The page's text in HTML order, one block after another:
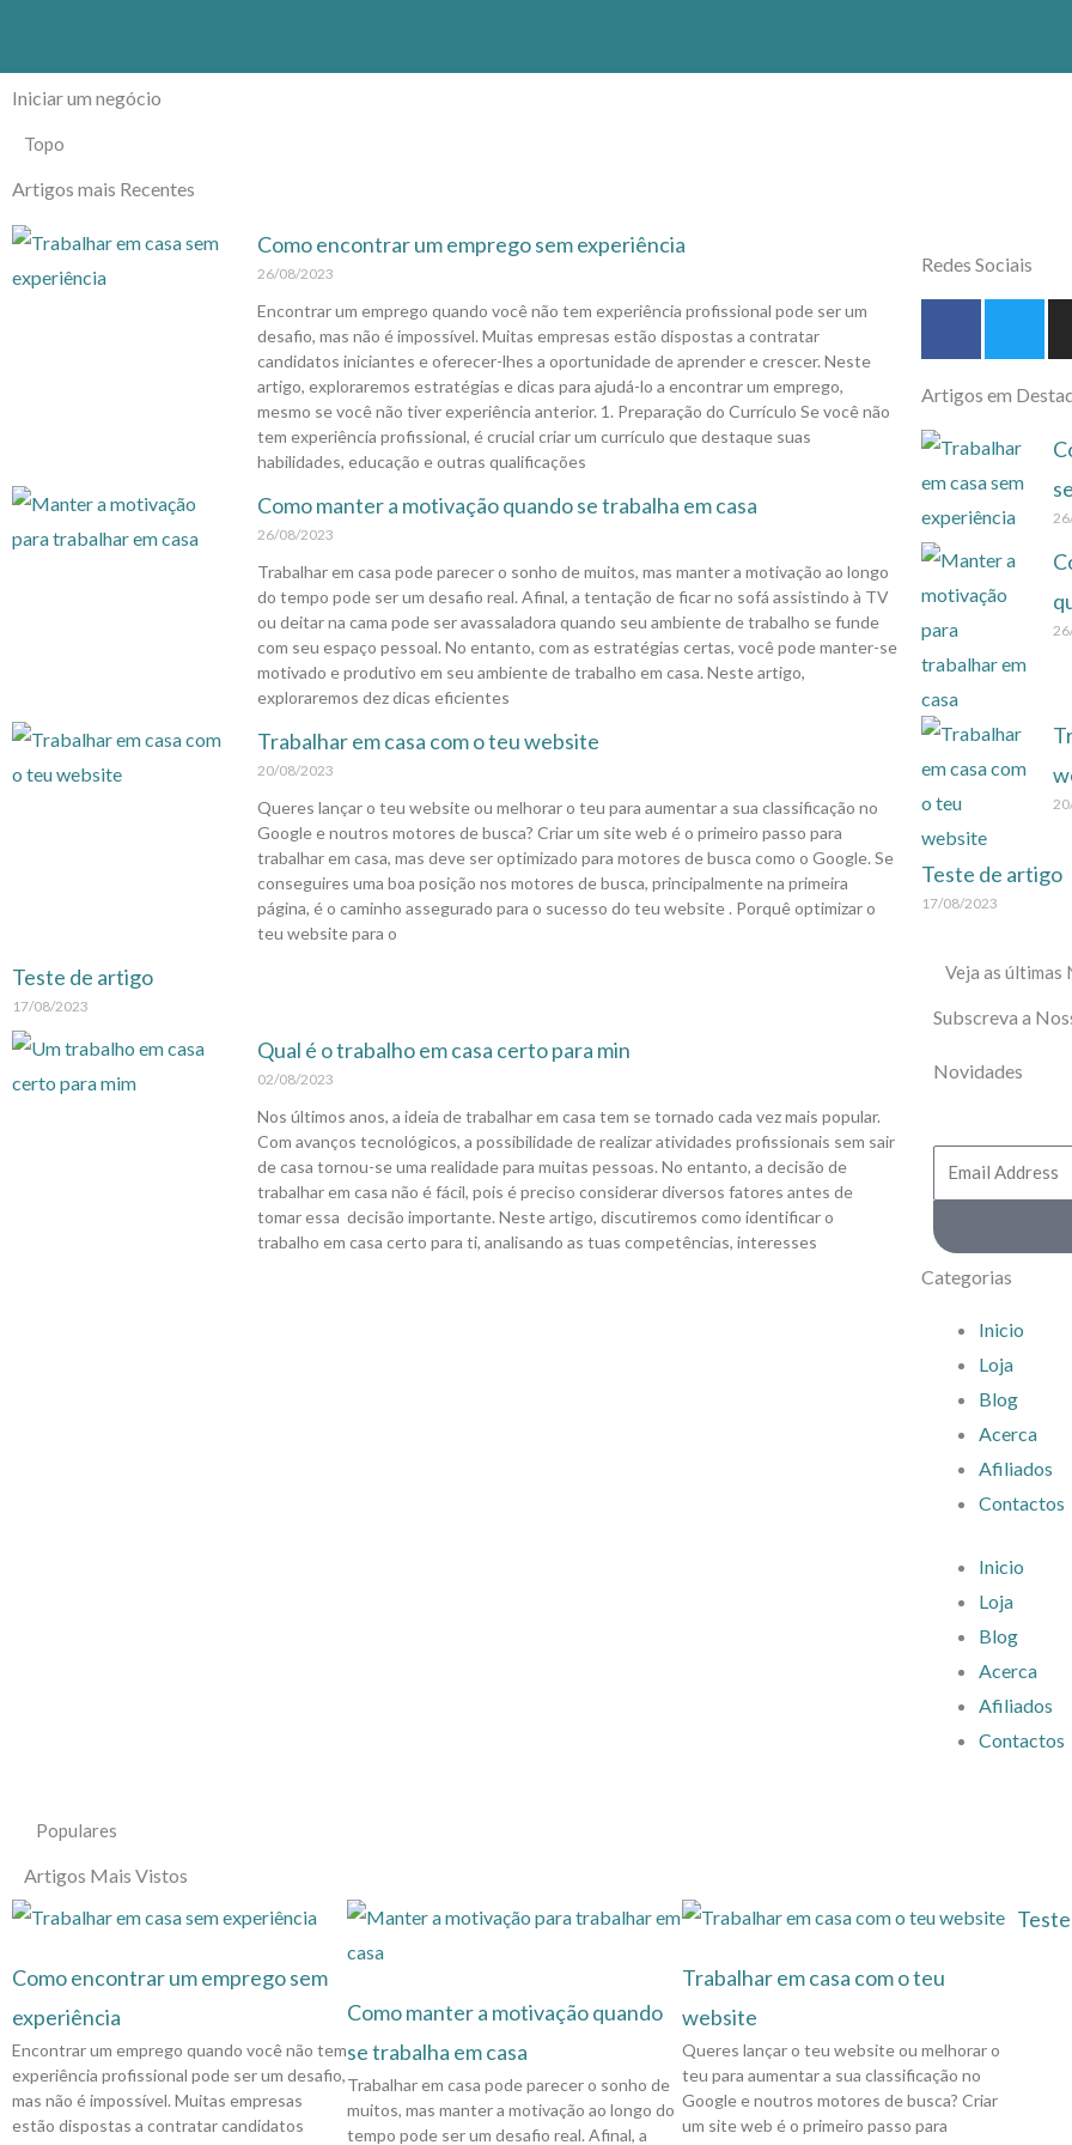
Iniciar um negócio
Topo
Artigos mais Recentes
Como encontrar um emprego sem experiência
26/08/2023
Encontrar um emprego quando você não tem experiência profissional pode ser um
desafio, mas não é impossível. Muitas empresas estão dispostas a contratar
candidatos iniciantes e oferecer-lhes a oportunidade de aprender e crescer. Neste
artigo, exploraremos estratégias e dicas para ajudá-lo a encontrar um emprego,
mesmo se você não tiver experiência anterior. 1. Preparação do Currículo Se você não
tem experiência profissional, é crucial criar um currículo que destaque suas
habilidades, educação e outras qualificações
Como manter a motivação quando se trabalha em casa
26/08/2023
Trabalhar em casa pode parecer o sonho de muitos, mas manter a motivação ao longo
do tempo pode ser um desafio real. Afinal, a tentação de ficar no sofá assistindo à TV
ou deitar na cama pode ser avassaladora quando seu ambiente de trabalho se funde
com seu espaço pessoal. No entanto, com as estratégias certas, você pode manter-se
motivado e produtivo em seu ambiente de trabalho em casa. Neste artigo,
exploraremos dez dicas eficientes
Trabalhar em casa com o teu website
20/08/2023
Queres lançar o teu website ou melhorar o teu para aumentar a sua classificação no
Google e noutros motores de busca? Criar um site web é o primeiro passo para
trabalhar em casa, mas deve ser optimizado para motores de busca como o Google. Se
conseguires uma boa posição nos motores de busca, principalmente na primeira
página, é o caminho assegurado para o sucesso do teu website . Porquê optimizar o
teu website para o
Teste de artigo
17/08/2023
Qual é o trabalho em casa certo para min
02/08/2023
Nos últimos anos, a ideia de trabalhar em casa tem se tornado cada vez mais popular.
Com avanços tecnológicos, a possibilidade de realizar atividades profissionais sem sair
de casa tornou-se uma realidade para muitas pessoas. No entanto, a decisão de
trabalhar em casa não é fácil, pois é preciso considerar diversos fatores antes de
tomar essa decisão importante. Neste artigo, discutiremos como identificar o
trabalho em casa certo para ti, analisando as tuas competências, interesses
Redes Sociais
e
b
o
o
k
-
f
t
e
r
Artigos em
Teste de artigo
17/08/2023
Veja as últimas
Subscreva a
Novidades
Email
Address
Categorias
Inicio
Loja
Blog
Acerca
Afiliados
Contactos
Inicio
Loja
Blog
Acerca
Afiliados
Contactos
Populares
Artigos Mais Vistos
Como encontrar um emprego sem
experiência
Encontrar um emprego quando você não tem
experiência profissional pode ser um desafio,
mas não é impossível. Muitas empresas
estão dispostas a contratar candidatos
Como manter a motivação quando
se trabalha em casa
Trabalhar em casa pode parecer o sonho de
muitos, mas manter a motivação ao longo do
tempo pode ser um desafio real. Afinal, a
Trabalhar em casa com o teu
website
Queres lançar o teu website ou melhorar o
teu para aumentar a sua classificação no
Google e noutros motores de busca? Criar
um site web é o primeiro passo para